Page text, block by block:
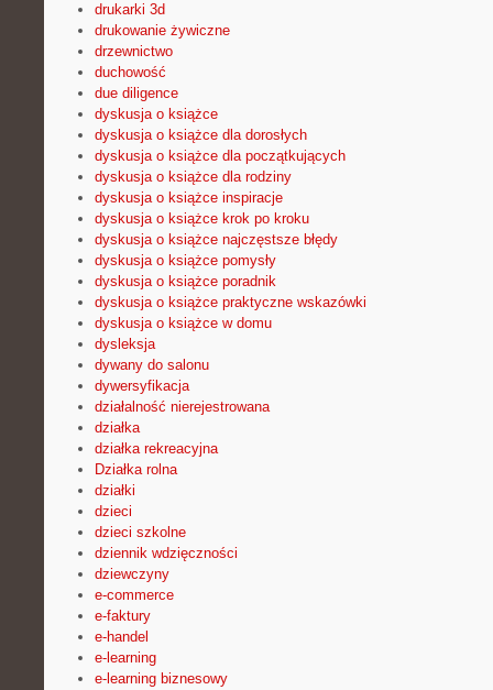
drukarki 3d
drukowanie żywiczne
drzewnictwo
duchowość
due diligence
dyskusja o książce
dyskusja o książce dla dorosłych
dyskusja o książce dla początkujących
dyskusja o książce dla rodziny
dyskusja o książce inspiracje
dyskusja o książce krok po kroku
dyskusja o książce najczęstsze błędy
dyskusja o książce pomysły
dyskusja o książce poradnik
dyskusja o książce praktyczne wskazówki
dyskusja o książce w domu
dysleksja
dywany do salonu
dywersyfikacja
działalność nierejestrowana
działka
działka rekreacyjna
Działka rolna
działki
dzieci
dzieci szkolne
dziennik wdzięczności
dziewczyny
e-commerce
e-faktury
e-handel
e-learning
e-learning biznesowy